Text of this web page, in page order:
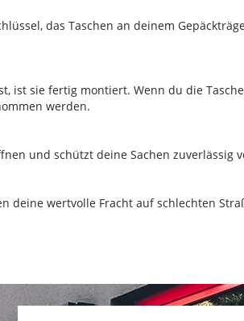
das Taschen an deinem
ist sie fertig montiert. Wenn du die
werden.
und schützt deine Sachen zuverlässig
deine wertvolle Fracht auf schlechten